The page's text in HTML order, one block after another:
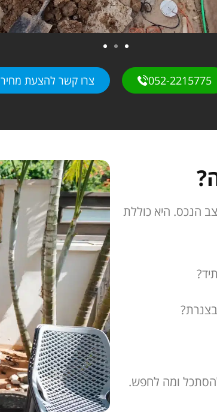
052-2215775 צרו קשר להצעת מחיר
הנכס. היא כוללת
בצנרת?
להסתכל ומה לחפש.